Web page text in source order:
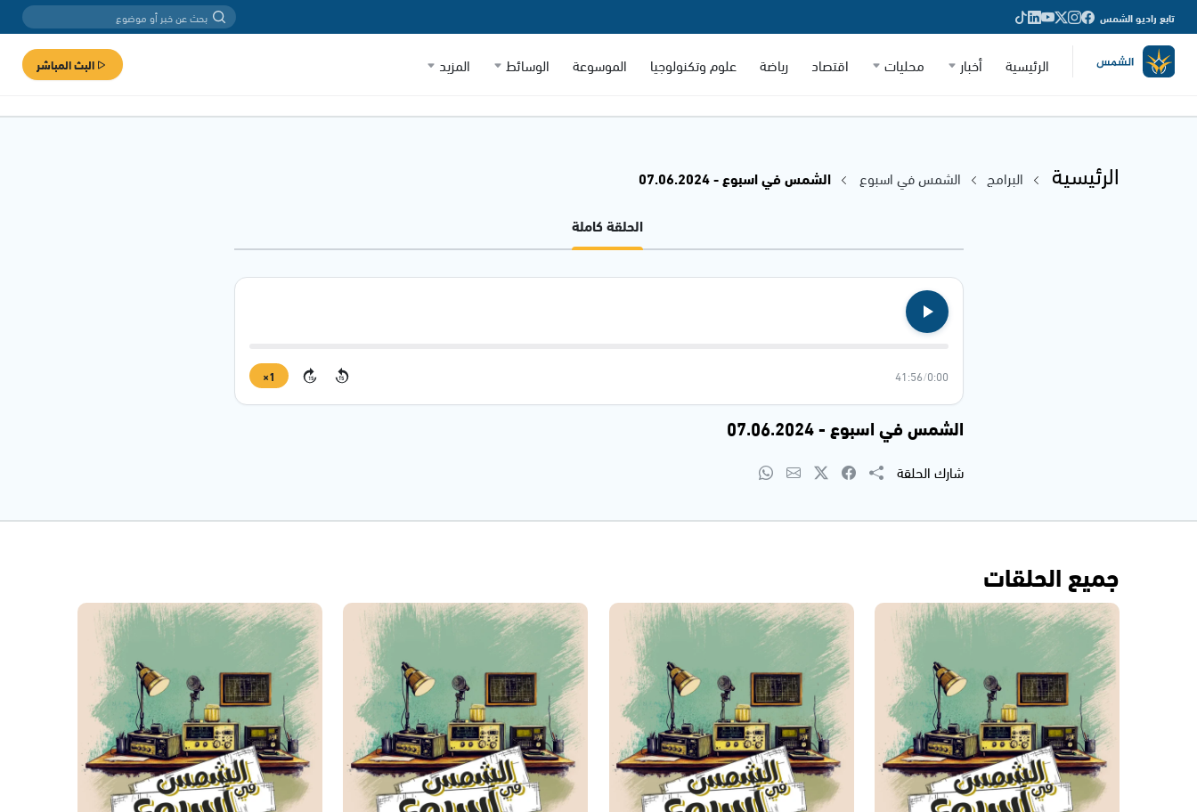
تابع راديو الشمس
الرئيسية أخبار محليات اقتصاد رياضة علوم وتكنولوجيا الموسوعة الوسائط المزيد البث المباشر
الرئيسية البرامج الشمس في اسبوع
الشمس في اسبوع - 07.06.2024
الحلقة كاملة
0:00
/
41:56
15
15
1×
الشمس في اسبوع - 07.06.2024
شارك الحلقة
جميع الحلقات